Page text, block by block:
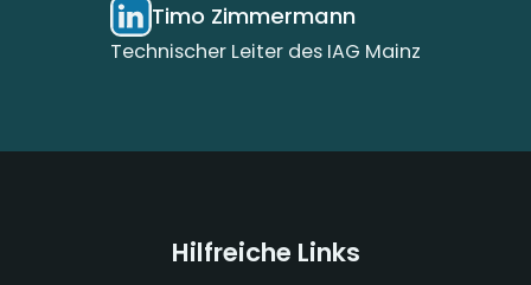
Timo Zimmermann
Technischer Leiter des IAG Mainz
Hilfreiche Links